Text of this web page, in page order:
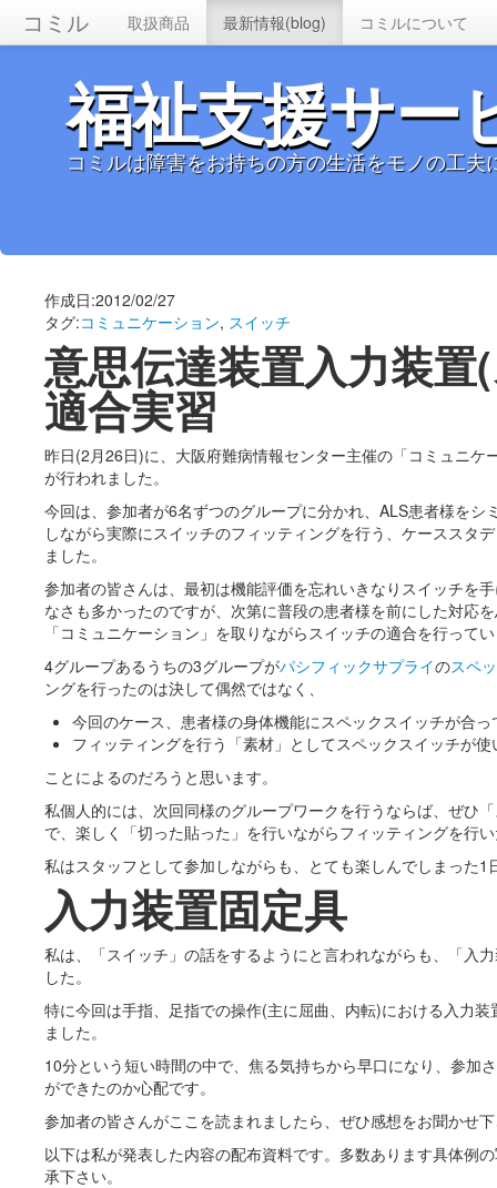
コミル 取扱商品 最新情報(blog) コミルについて
福祉支援サ
コミルは障害をお持ちの方の生活をモノの工
作成日:2012/02/27
タグ:コミュニケーション, スイッチ
意思伝達装置入力装
適合実習
昨日(2月26日)に、大阪府難病情報センター主催の「コミュニケ
が行われました。
今回は、参加者が6名ずつのグループに分かれ、ALS患者様をシ
しながら実際にスイッチのフィッティングを行う、ケーススタ
ました。
参加者の皆さんは、最初は機能評価を忘れいきなりスイッチを
なさも多かったのですが、次第に普段の患者様を前にした対応
「コミュニケーション」を取りながらスイッチの適合を行って
4グループあるうちの3グループがパシフィックサプライのスペ
ングを行ったのは決して偶然ではなく、
今回のケース、患者様の身体機能にスペックスイッチが合っ
フィッティングを行う「素材」としてスペックスイッチが使
ことによるのだろうと思います。
私個人的には、次回同様のグループワークを行うならば、ぜひ
で、楽しく「切った貼った」を行いながらフィッティングを行
私はスタッフとして参加しながらも、とても楽しんでしまった1
入力装置固定具
私は、「スイッチ」の話をするようにと言われながらも、「入
した。
特に今回は手指、足指での操作(主に屈曲、内転)における入力
ました。
10分という短い時間の中で、焦る気持ちから早口になり、参加
ができたのか心配です。
参加者の皆さんがここを読まれましたら、ぜひ感想をお聞かせ
以下は私が発表した内容の配布資料です。多数あります具体例
承下さい。